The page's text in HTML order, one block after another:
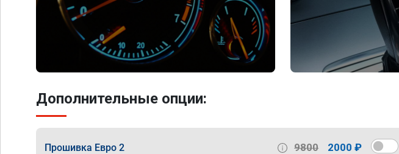
Дополнительные опции:
Прошивка Евро 2 9800 2000 ₽